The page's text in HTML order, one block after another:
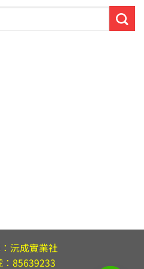
沅成實業社
85639233